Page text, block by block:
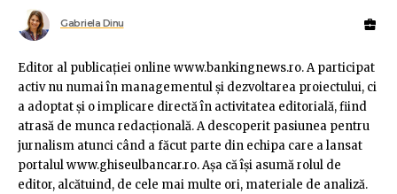
Gabriela Dinu
Editor al publicaţiei online www.bankingnews.ro. A participat
activ nu numai în managementul şi dezvoltarea proiectului, ci
a adoptat şi o implicare directă în activitatea editorială, fiind
atrasă de munca redacţională. A descoperit pasiunea pentru
jurnalism atunci când a făcut parte din echipa care a lansat
portalul www.ghiseulbancar.ro. Așa că îşi asumă rolul de
editor, alcătuind, de cele mai multe ori, materiale de analiză.